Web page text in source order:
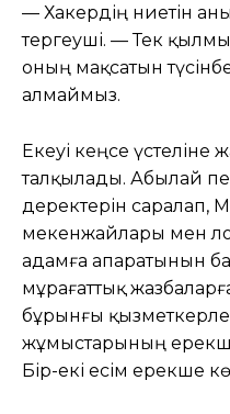
— Хакердің ниетін
тергеуші. — Тек
оның мақсатын
алмаймыз.
Екеуі кеңсе үстеліне
талқылады. Абылай
деректерін саралап,
мекенжайлары мен
адамға апаратынын
мұрағаттық жазбаларға
бұрынғы
жұмыстарының
Бір-екі есім ерекше